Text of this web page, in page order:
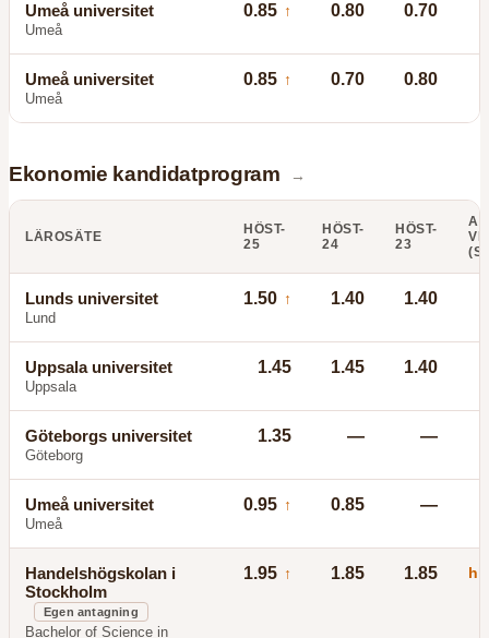
Umeå universitet
Umeå
0.85 ↑ 0.80 0.70
Umeå universitet
Umeå
0.85 ↑ 0.70 0.80
Ekonomie kandidatprogram →
LÄROSÄTE
HÖST-
25
HÖST-
24
HÖST-
23
Lunds universitet
Lund
1.50 ↑ 1.40 1.40
Uppsala universitet
Uppsala
1.45 1.45 1.40
Göteborgs universitet
Göteborg
1.35 — —
Umeå universitet
Umeå
0.95 ↑ 0.85 —
Handelshögskolan i
Stockholm
Egen antagning
Bachelor of Science in
1.95 ↑ 1.85 1.85